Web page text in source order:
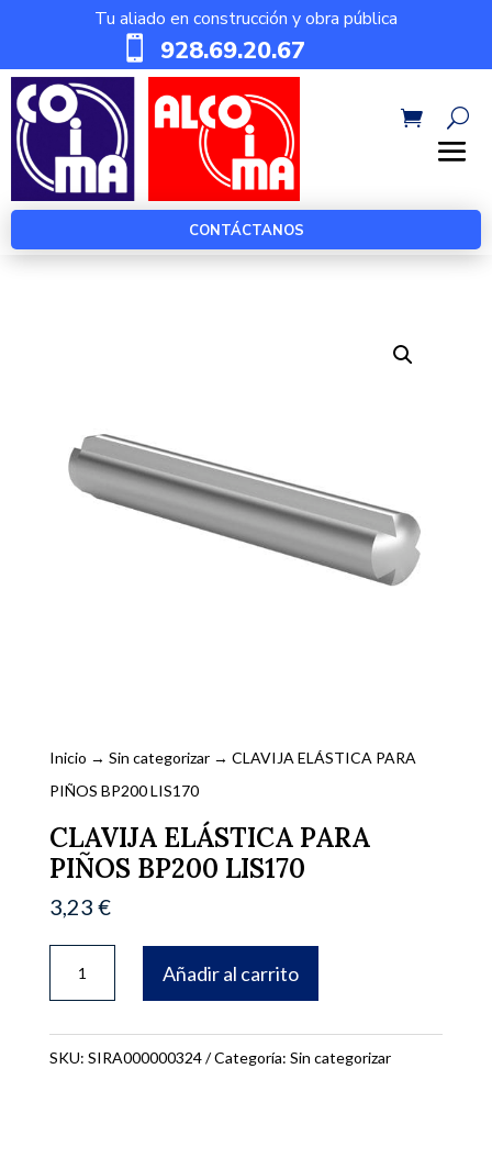
Tu aliado en construcción y obra pública
 928.69.20.67
CONTÁCTANOS
Inicio → Sin categorizar→ CLAVIJA ELÁSTICA PARA
PIÑOS BP200 LIS170
CLAVIJA ELÁSTICA PARA
PIÑOS BP200 LIS170
3,23 €
PIÑOS
Añadir al carrito
SKU: SIRA000000324 Categoría: Sin categorizar